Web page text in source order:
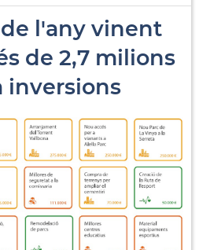
l'any vinent
de 2,7 milions
inversions